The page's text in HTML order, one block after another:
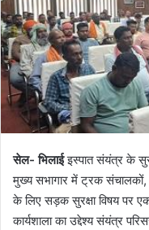
सेल- भिलाईइस्पात संयंत्र के
मुख्य सभागार में ट्रक संचालकों,
के लिए सड़क सुरक्षा विषय पर
कार्यशाला का उद्देश्य संयंत्र